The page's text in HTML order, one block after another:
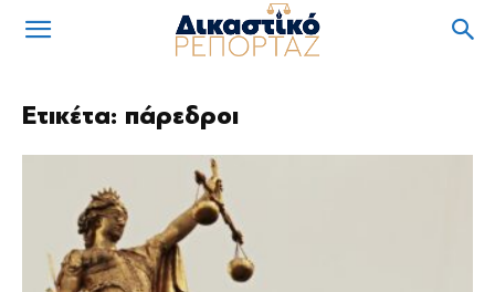
Ετικέτα: πάρεδροι